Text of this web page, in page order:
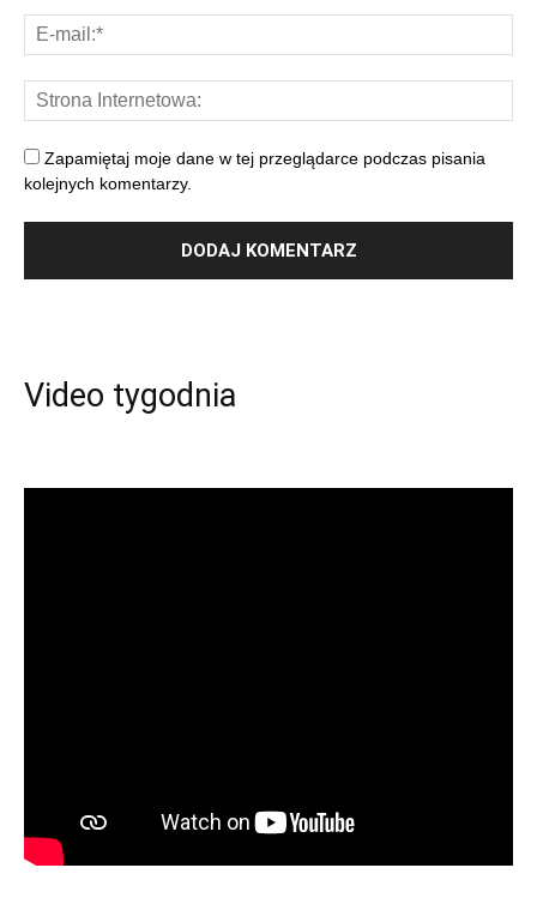
Zapamiętaj moje dane w tej przeglądarce podczas pisania
kolejnych komentarzy.
Video tygodnia